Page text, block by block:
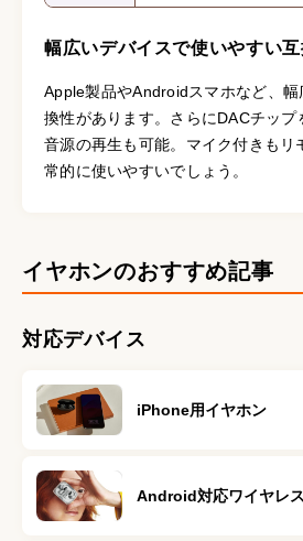
幅広いデバイスで使いやすい
Apple製品やAndroidスマホなど、幅
換性があります。さらにDACチッ
音源の再生も可能。マイク付きもリ
常的に使いやすいでしょう。
イヤホンのおすすめ記事
対応デバイス
iPhone用イヤホン
Android対応ワイヤレ